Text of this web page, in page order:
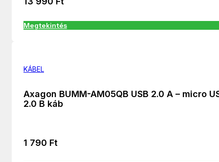
Megtekintés
KÁBEL
Axagon BUMM-AM05QB USB 2.0 A – micro
2.0 B káb
1 790 Ft